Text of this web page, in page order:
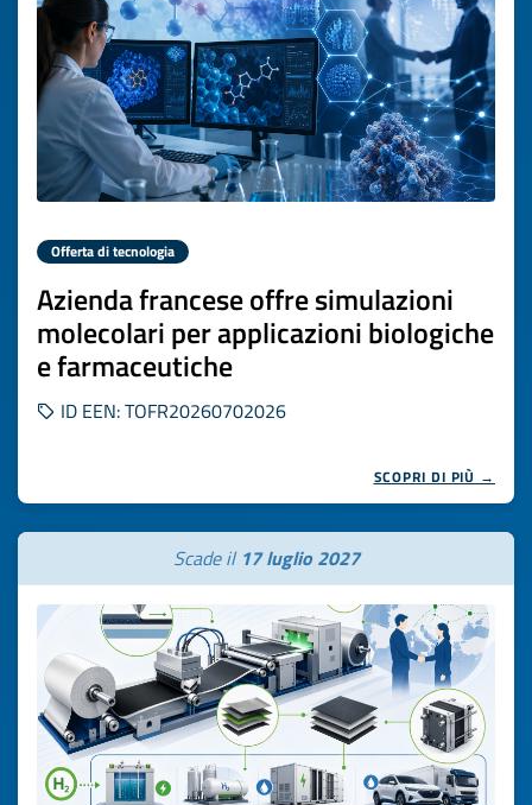
Offerta di tecnologia
Azienda francese offre simulazioni
molecolari per applicazioni biologiche
e farmaceutiche
ID EEN: TOFR20260702026
SCOPRI DI PIÙ →
Scade il 17 luglio 2027